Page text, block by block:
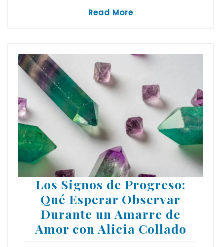
Read More
Los Signos de Progreso:
Qué Esperar Observar
Durante un Amarre de
Amor con Alicia Collado